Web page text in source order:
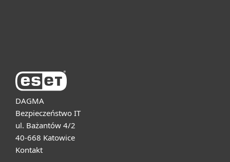
DAGMA
Bezpieczeństwo IT
ul. Bażantów 4/2
40-668 Katowice
Kontakt